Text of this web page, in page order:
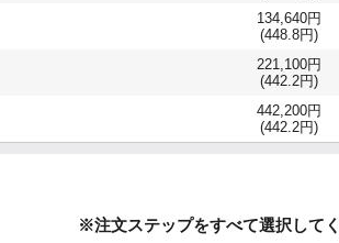
134,640円
(448.8円)
221,100円
(442.2円)
442,200円
(442.2円)
※注文ステップをすべて選択して